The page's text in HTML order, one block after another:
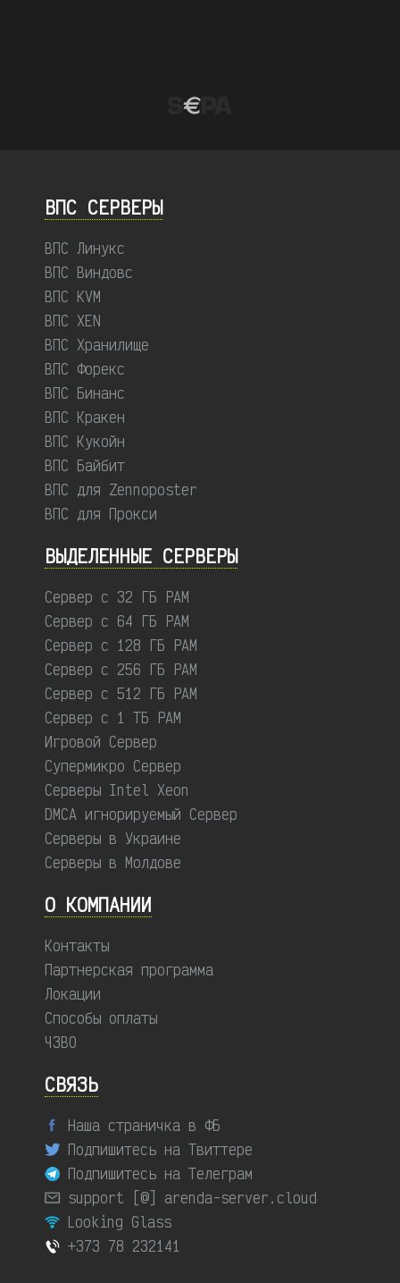
ВПС СЕРВЕРЫ
ВПС Линукс
ВПС Виндовс
ВПС KVM
ВПС XEN
ВПС Хранилище
ВПС Форекс
ВПС Бинанс
ВПС Кракен
ВПС Кукойн
ВПС Байбит
ВПС для Zennoposter
ВПС для Прокси
ВЫДЕЛЕННЫЕ CЕРВЕРЫ
Сервер с 32 ГБ РАМ
Сервер с 64 ГБ РАМ
Сервер с 128 ГБ РАМ
Сервер с 256 ГБ РАМ
Сервер с 512 ГБ РАМ
Сервер с 1 ТБ РАМ
Игровой Сервер
Супермикро Сервер
Серверы Intel Xeon
DMCA игнорируемый Сервер
Серверы в Украине
Серверы в Молдове
О КОМПАНИИ
Контакты
Партнерская программа
Локации
Способы оплаты
ЧЗВО
СВЯЗЬ
Наша страничка в ФБ
Подпишитесь на Твиттере
Подпишитесь на Телеграм
support [@] arenda-server.cloud
Looking Glass
+373 78 232141